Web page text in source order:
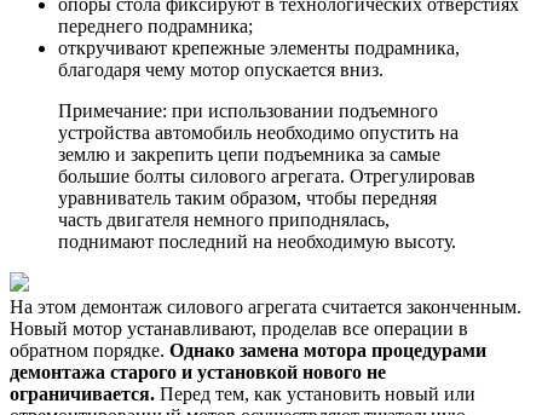
опоры стола фиксируют в технологических отверстиях
переднего подрамника;
откручивают крепежные элементы подрамника,
благодаря чему мотор опускается вниз.
Примечание: при использовании подъемного
устройства автомобиль необходимо опустить на
землю и закрепить цепи подъемника за самые
большие болты силового агрегата. Отрегулировав
уравниватель таким образом, чтобы передняя
часть двигателя немного приподнялась,
поднимают последний на необходимую высоту.
На этом демонтаж силового агрегата считается законченным.
Новый мотор устанавливают, проделав все операции в
обратном порядке. Однако замена мотора процедурами
демонтажа старого и установкой нового не
ограничивается. Перед тем, как установить новый или